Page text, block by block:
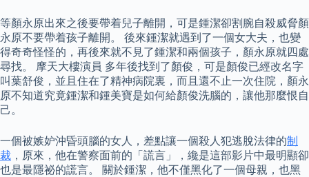
等顏永原出來之後要帶着兒子離開，可是鍾潔卻割腕自殺威脅顏
永原不要帶着孩子離開。 後來鍾潔就遇到了一個女大夫，也變
得奇奇怪怪的，再後來就不見了鍾潔和兩個孩子，顏永原就四處
尋找。 摩天大樓演員 多年後找到了顏俊，可是顏俊已經改名字
叫葉舒俊，並且住在了精神病院裏，而且還不止一次住院，顏永
原不知道究竟鍾潔和鍾美寶是如何給顏俊洗腦的，讓他那麼恨自
己。
一個被嫉妒沖昏頭腦的女人，差點讓一個殺人犯逃脫法律的制
裁 ，原來，他在警察面前的「謊言」，纔是這部影片中最明顯卻
也是最隱祕的謊言。 關於鍾潔，他不僅黑化了一個母親，也黑